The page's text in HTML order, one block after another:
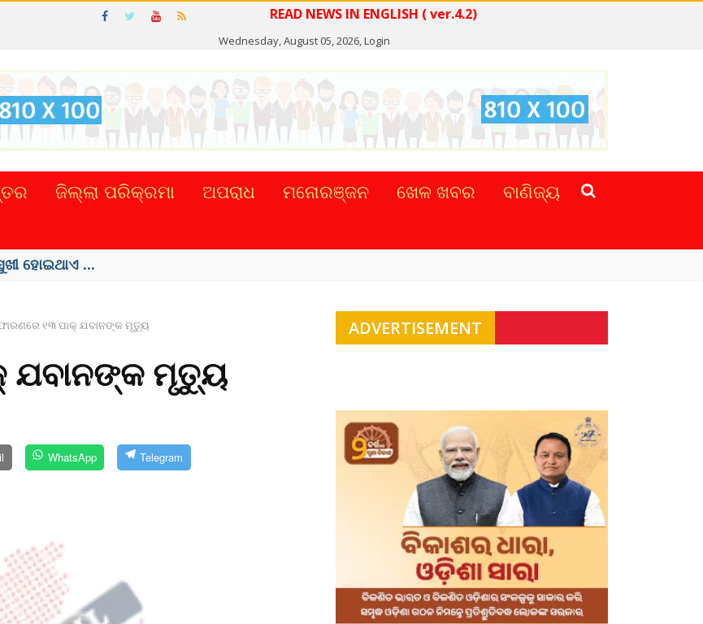
READ NEWS IN ENGLISH ( ver.4.2)
Wednesday, August 05, 2026,Login
ଜିଲ୍ଲା ପରିକ୍ରମା ଅପରାଧ ମନୋରଞ୍ଜନ ଖେଳ ଖବର
ବାଣିଜ୍ୟ
ହୋଇଥାଏ ...
୧୩ ପାକ୍‌ ଯବାନଙ୍କ ମୃତ୍ୟୁ
ଯବାନଙ୍କ ମୃତ୍ୟୁ
WhatsApp Telegram
ADVERTISEMENT